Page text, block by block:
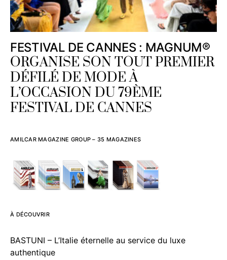
FESTIVAL DE CANNES : MAGNUM®
ORGANISE SON TOUT PREMIER
DÉFILÉ DE MODE À
L’OCCASION DU 79ÈME
FESTIVAL DE CANNES
AMILCAR MAGAZINE GROUP – 35 MAGAZINES
À DÉCOUVRIR
BASTUNI – L’Italie éternelle au service du luxe
authentique